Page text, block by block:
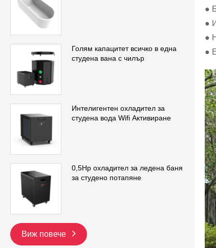
Голям капацитет всичко в една
студена вана с чилър
Интелигентен охладител за
студена вода Wifi Активиране
0,5Hp охладител за ледена баня
за студено потапяне
Виж повече
●
●
●
●